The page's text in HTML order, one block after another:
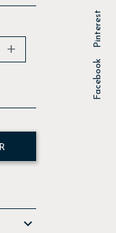
Facebook
Pinterest
+
